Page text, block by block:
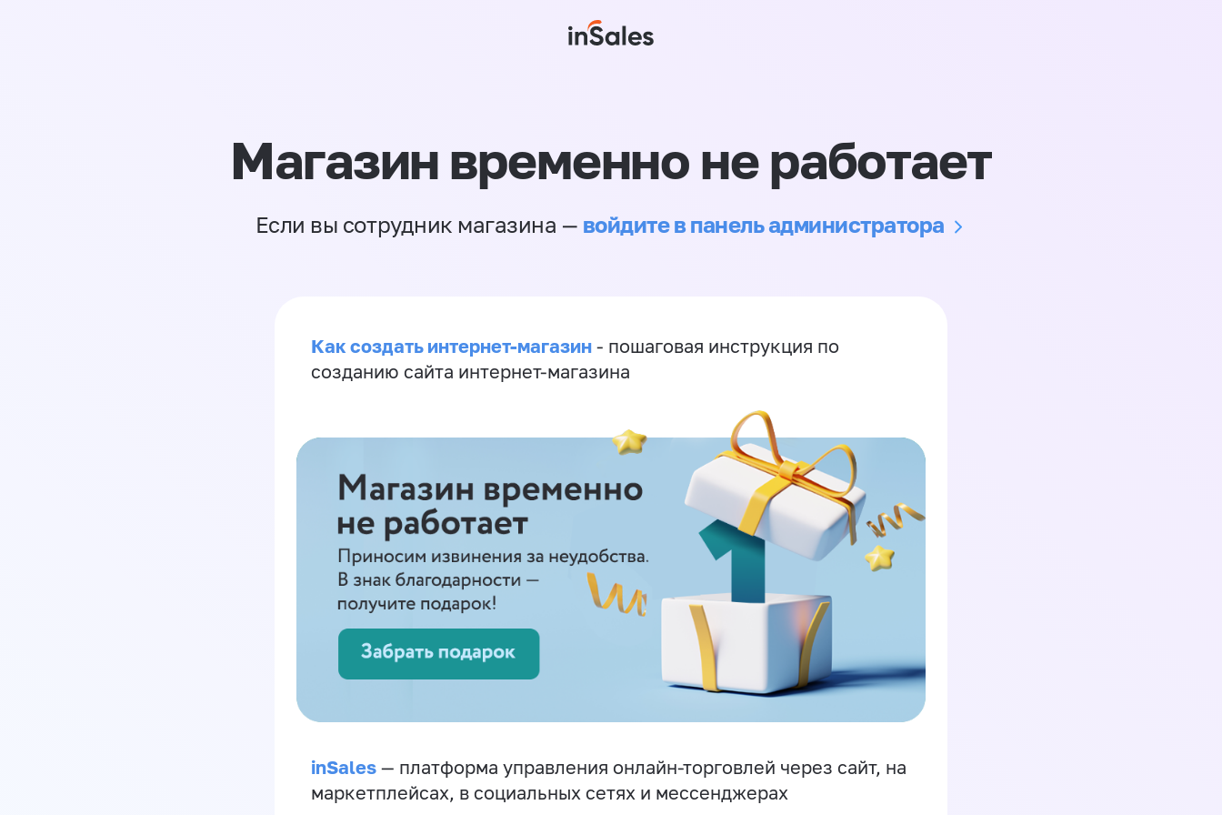
Магазин временно не работает
Если вы сотрудник магазина — войдите в панель администратора
Как создать интернет-магазин - пошаговая инструкция по
созданию сайта интернет-магазина
inSales — платформа управления онлайн-торговлей через сайт, на
маркетплейсах, в социальных сетях и мессенджерах